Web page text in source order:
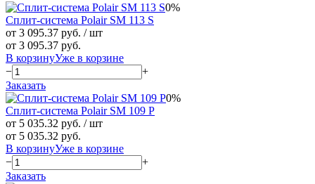
0%
Сплит-система Polair SM 113 S
от 3 095.37 руб. / шт
от 3 095.37 руб.
В корзинуУже в корзине
−
+
Заказать
0%
Сплит-система Polair SM 109 P
от 5 035.32 руб. / шт
от 5 035.32 руб.
В корзинуУже в корзине
−
+
Заказать